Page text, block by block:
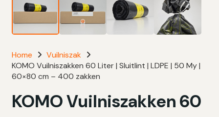
Home
Vuilniszak
KOMO Vuilniszakken 60 Liter | Sluitlint | LDPE | 50 My |
60×80 cm – 400 zakken
KOMO Vuilniszakken 60